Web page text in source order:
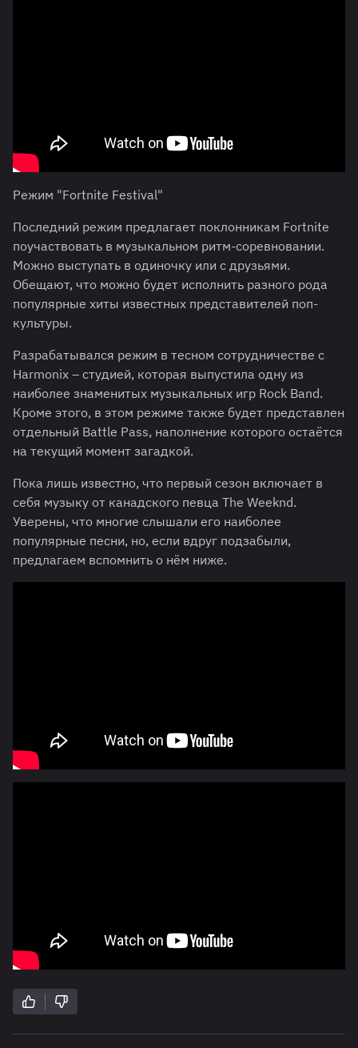
Режим "Fortnite Festival"
Последний режим предлагает поклонникам Fortnite
поучаствовать в музыкальном ритм-соревновании.
Можно выступать в одиночку или с друзьями.
Обещают, что можно будет исполнить разного рода
популярные хиты известных представителей поп-
культуры.
Разрабатывался режим в тесном сотрудничестве с
Harmonix – студией, которая выпустила одну из
наиболее знаменитых музыкальных игр Rock Band.
Кроме этого, в этом режиме также будет представлен
отдельный Battle Pass, наполнение которого остаётся
на текущий момент загадкой.
Пока лишь известно, что первый сезон включает в
себя музыку от канадского певца The Weeknd.
Уверены, что многие слышали его наиболее
популярные песни, но, если вдруг подзабыли,
предлагаем вспомнить о нём ниже.